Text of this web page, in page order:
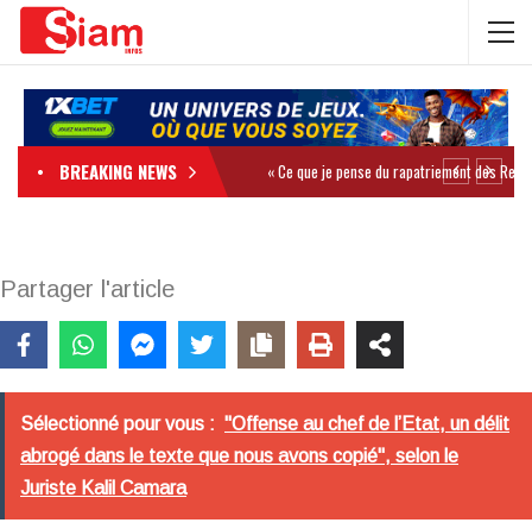
BREAKING NEWS
Partager l'article
Sélectionné pour vous : "Offense au chef de l’Etat, un délit
abrogé dans le texte que nous avons copié", selon le
Juriste Kalil Camara